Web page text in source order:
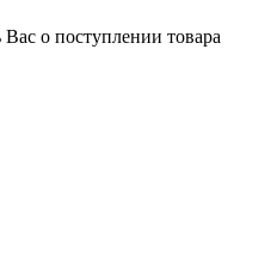
о поступлении товара